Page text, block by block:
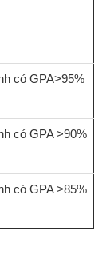
có GPA>95%
có GPA >90%
có GPA >85%